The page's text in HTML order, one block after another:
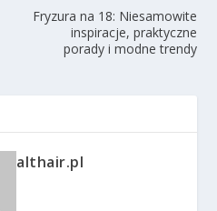
Fryzura na 18: Niesamowite
inspiracje, praktyczne
porady i modne trendy
althair.pl